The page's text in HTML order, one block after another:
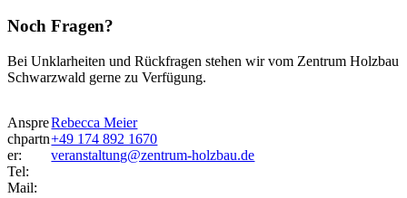
Noch Fragen?
Bei Unklarheiten und Rückfragen stehen wir vom Zentrum Holzbau
Schwarzwald gerne zu Verfügung.
Anspre
chpartn
er:
Tel:
Mail:
Rebecca Meier
+49 174 892 1670
veranstaltung@zentrum-holzbau.de